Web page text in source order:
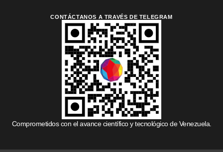
CONTÁCTANOS A TRAVÉS DE TELEGRAM
Comprometidos con el avance científico y tecnológico de Venezuela.